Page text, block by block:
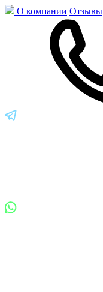
О компании Отзывы